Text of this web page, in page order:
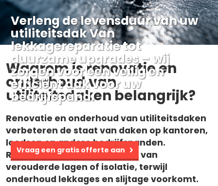
Verleng de levensduur van uw
utiliteitsdak Van
lekkagereparatie tot
duurzame upgrades – wij
zorgen voor een veilig en
efficiënt dak voor uw
bedrijfspand.
Vraag een gratis offerte aan
Waarom is renovatie en
onderhoud van
utiliteitsdaken belangrijk?
Renovatie en onderhoud van utiliteitsdaken
verbeteren de staat van daken op kantoren,
loodsen en andere bedrijfspanden.
Renovatie omvat vervanging van
verouderde lagen of isolatie, terwijl
onderhoud lekkages en slijtage voorkomt.